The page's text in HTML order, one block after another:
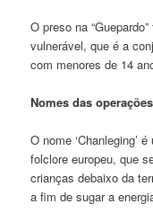
O preso na
vulnerável, que é a
com menores de 14
Nomes das operações
O nome ‘Chanleging’
folclore europeu, que
crianças debaixo da
a fim de sugar a